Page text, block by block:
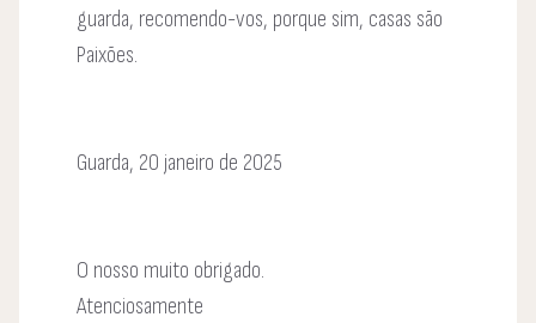
guarda, recomendo-vos, porque sim, casas são
Paixões.
Guarda, 20 janeiro de 2025
O nosso muito obrigado.
Atenciosamente